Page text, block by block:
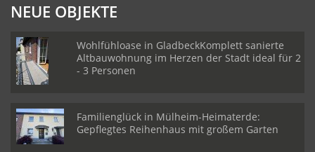
NEUE OBJEKTE
Wohlfühloase in GladbeckKomplett sanierte
Altbauwohnung im Herzen der Stadt ideal für 2
- 3 Personen
Familienglück in Mülheim-Heimaterde:
Gepflegtes Reihenhaus mit großem Garten